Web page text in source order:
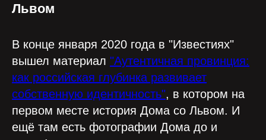
Львом
В конце января 2020 года в "Известиях"
вышел материал "Аутентичная провинция:
как российская глубинка развивает
собственную идентичность", в котором на
первом месте история Дома со Львом. И
ещё там есть фотографии Дома до и